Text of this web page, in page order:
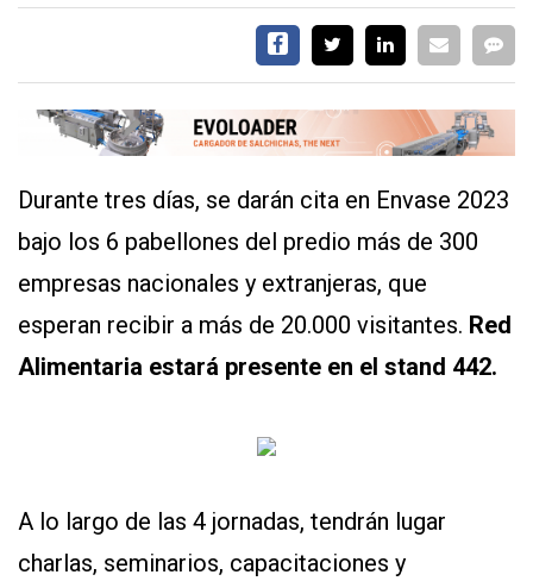
CONTÁCTENOS
AYUDA
TÉRMINOS
Y
CONDICIONES
POLÍTICAS
DE
PRIVACIDAD
MAPA
Durante tres días, se darán cita en Envase 2023
bajo los 6 pabellones del predio más de 300
empresas nacionales y extranjeras, que
esperan recibir a más de 20.000 visitantes. Red
Alimentaria estará presente en el stand 442.
A lo largo de las 4 jornadas, tendrán lugar
charlas, seminarios, capacitaciones y